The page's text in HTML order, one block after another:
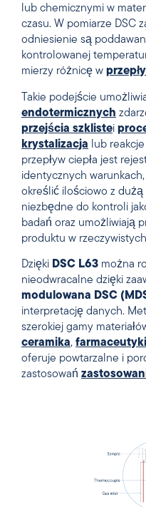
lub chemicznymi w
czasu. W pomiarze DSC
odniesienie są
kontrolowanej
mierzy różnicę w
Takie podejście
endotermicznych
przejścia szklistei
krystalizacja lub
przepływ ciepła jest
identycznych
określić ilościowo z dużą
niezbędne do kontroli
badań oraz umożliwiają
produktu w
Dzięki DSC L63 można
nieodwracalne dzięki
modulowana DSC
interpretację danych.
szerokiej gamy
ceramika,
oferuje powtarzalne i
zastosowań